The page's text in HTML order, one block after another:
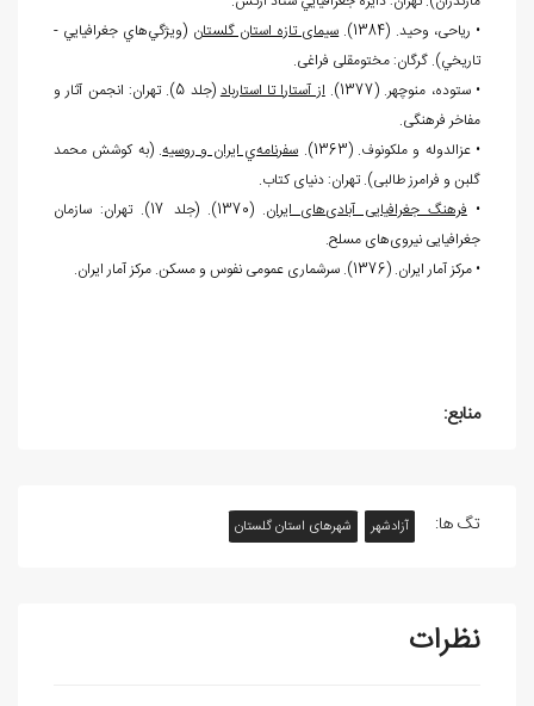
• ریاحی، وحید. (1384).
سیمای تازه استان گلستان (ويژگيهاي جغرافيايي -
تاريخي). گرگان: مختومقلی فراغی.
• ستوده، منوچهر. (1377).
از آستارا تا استارباد
(جلد 5). تهران: انجمن آثار و
مفاخر فرهنگی.
• عزالدوله و ملكونوف. (1363).
سفرنامهي ایران و روسیه. (به کوشش محمد
گلبن و فرامرز طالبی). تهران: دنیای کتاب.
•فرهنگ جغرافیایی آبادیهای ایران
. (1370). (جلد 17). تهران: سازمان
جغرافیایی نیرویهای مسلح.
• مرکز آمار ایران. (1376). سرشماری عمومی نفوس و مسکن. مركز آمار ايران.
منابع:
تگ ها: آزادشهر شهرهای استان گلستان
نظرات